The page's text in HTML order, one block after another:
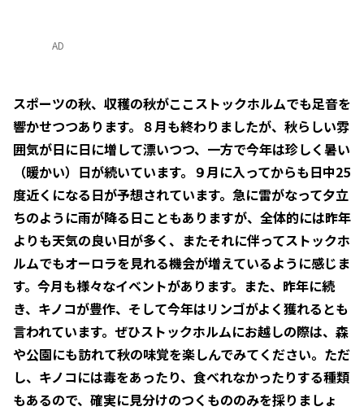
AD
スポーツの秋、収穫の秋がここストックホルムでも足音を
響かせつつあります。８月も終わりましたが、秋らしい雰
囲気が日に日に増して漂いつつ、一方で今年は珍しく暑い
（暖かい）日が続いています。９月に入ってからも日中25
度近くになる日が予想されています。急に雷がなって夕立
ちのように雨が降る日こともありますが、全体的には昨年
よりも天気の良い日が多く、またそれに伴ってストックホ
ルムでもオーロラを見れる機会が増えているように感じま
す。今月も様々なイベントがあります。また、昨年に続
き、キノコが豊作、そして今年はリンゴがよく獲れるとも
言われています。ぜひストックホルムにお越しの際は、森
や公園にも訪れて秋の味覚を楽しんでみてください。ただ
し、キノコには毒をあったり、食べれなかったりする種類
もあるので、確実に見分けのつくもののみを採りましょ